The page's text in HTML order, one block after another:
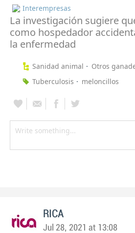
Interempresas
La investigación sugiere
como hospedador
la enfermedad
Sanidad animal
Otros
Tuberculosis
meloncillos
RICA
Jul 28, 2021 at 13:08